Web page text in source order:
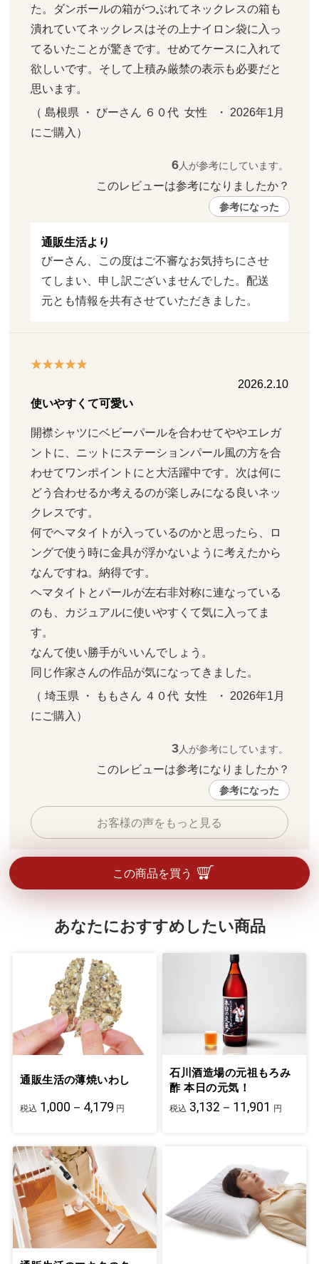
た。ダンボールの箱がつぶれてネックレスの箱も
潰れていてネックレスはその上ナイロン袋に入っ
てるいたことが驚きです。せめてケースに入れて
欲しいです。そして上積み厳禁の表示も必要だと
思います。
（ 島根県 ・ びーさん ６０代  女性   ・ 2026年1月
にご購入）
6人が参考にしています。
このレビューは参考になりましたか？
参考になった
通販生活より
びーさん、この度はご不審なお気持ちにさせ
てしまい、申し訳ございませんでした。配送
元とも情報を共有させていただきました。
2026.2.10
使いやすくて可愛い
開襟シャツにベビーパールを合わせてややエレガ
ントに、ニットにステーションパール風の方を合
わせてワンポイントにと大活躍中です。次は何に
どう合わせるか考えるのが楽しみになる良いネッ
クレスです。
何でヘマタイトが入っているのかと思ったら、ロ
ングで使う時に金具が浮かないように考えたから
なんですね。納得です。
ヘマタイトとパールが左右非対称に連なっている
のも、カジュアルに使いやすくて気に入ってま
す。
なんて使い勝手がいいんでしょう。
同じ作家さんの作品が気になってきました。
（ 埼玉県 ・ ももさん ４０代  女性   ・ 2026年1月
にご購入）
3人が参考にしています。
このレビューは参考になりましたか？
参考になった
お客様の声をもっと見る
この商品を買う
あなたにおすすめしたい商品
通販生活の薄焼いわし
税込 1,000－4,179 円
石川酒造場の元祖もろみ
酢 本日の元気！
税込 3,132－11,901 円